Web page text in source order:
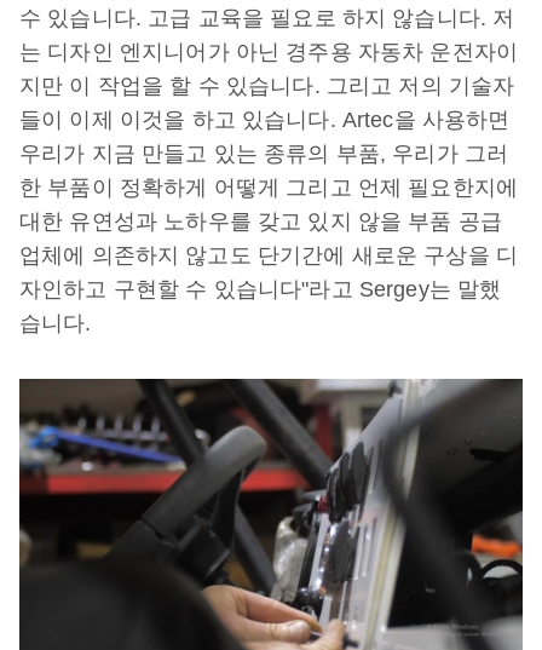
수 있습니다. 고급 교육을 필요로 하지 않습니다. 저
는 디자인 엔지니어가 아닌 경주용 자동차 운전자이
지만 이 작업을 할 수 있습니다. 그리고 저의 기술자
들이 이제 이것을 하고 있습니다. Artec을 사용하면
우리가 지금 만들고 있는 종류의 부품, 우리가 그러
한 부품이 정확하게 어떻게 그리고 언제 필요한지에
대한 유연성과 노하우를 갖고 있지 않을 부품 공급
업체에 의존하지 않고도 단기간에 새로운 구상을 디
자인하고 구현할 수 있습니다"라고 Sergey는 말했
습니다.